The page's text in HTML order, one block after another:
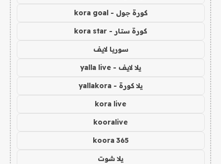
كورة جول - kora goal
كورة ستار - kora star
سوريا لايف
يلا لايف - yalla live
يلا كورة - yallakora
kora live
kooralive
koora 365
يلا شوت